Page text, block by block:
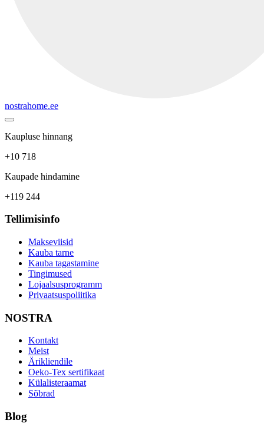
nostrahome.ee
Kaupluse hinnang
+10 718
Kaupade hindamine
+119 244
Tellimisinfo
Makseviisid
Kauba tarne
Kauba tagastamine
Tingimused
Lojaalsusprogramm
Privaatsuspoliitika
NOSTRA
Kontakt
Meist
Ärikliendile
Oeko-Tex sertifikaat
Külalisteraamat
Sõbrad
Blog